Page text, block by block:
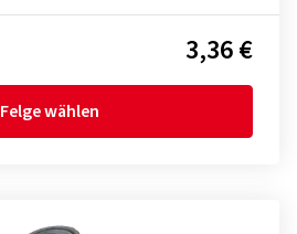
3,36 €
Felge wählen